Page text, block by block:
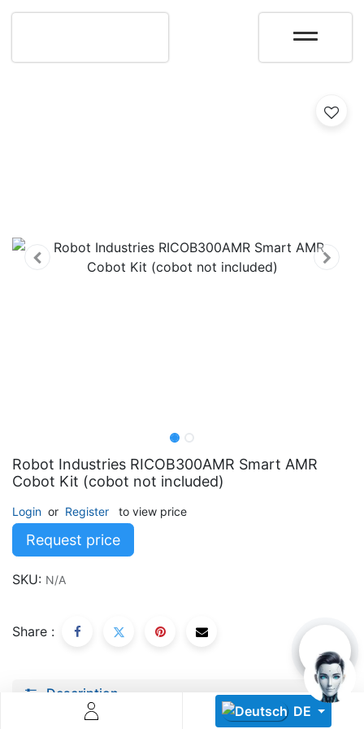
DE
Robot Industries RICOB300AMR Smart AMR
Cobot Kit (cobot not included)
Login or Register to view price
Request price
SKU: N/A
Share :
Description
Specifications
Descoperă RiA Ecosystem
Platformă integrată pentru managementul flotei de roboți
Monitorizare în timp real și analiză date
soluție
Află mai mult